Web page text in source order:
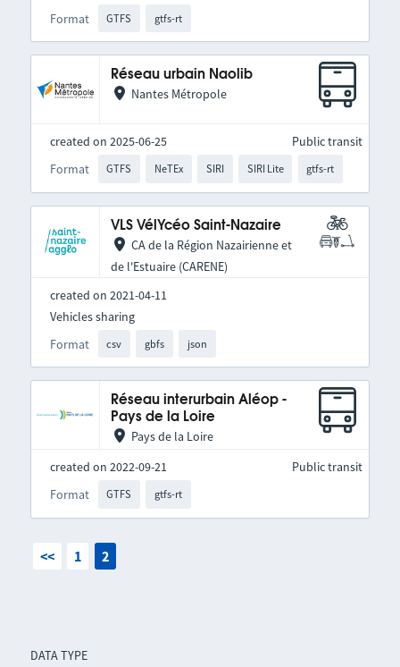
DATA TYPE
Format
GTFS gtfs-rt
Réseau urbain Naolib
Nantes Métropole
created on 2025-06-25
Format
GTFS NeTEx SIRI SIRI Lite gtfs-rt
Public transit
VLS VélYcéo Saint-Nazaire
CA de la Région Nazairienne et
de l'Estuaire (CARENE)
created on 2021-04-11
Format csv gbfs json
Vehicles sharing
Réseau interurbain Aléop -
Pays de la Loire
Pays de la Loire
created on 2022-09-21
Format
GTFS gtfs-rt
Public transit
<< 1 2